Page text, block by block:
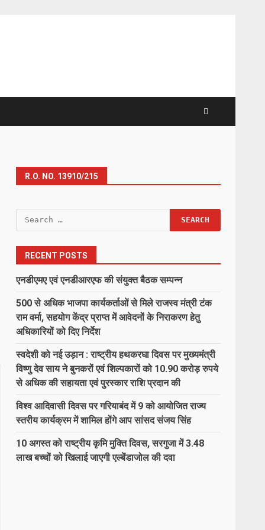
R.O. NO. 13910/215
Search
for:
RECENT POSTS
एनडीएमए एवं एनडीआरएफ की संयुक्त बैठक सम्पन्न
500 से अधिक भाजपा कार्यकर्ताओं से मिले राजस्व मंत्री टंक
राम वर्मा, सहयोग केंद्र प्राप्त में आवेदनों के निराकरण हेतु
अधिकारियों को दिए निर्देश
स्वदेशी को नई उड़ान : राष्ट्रीय हथकरघा दिवस पर मुख्यमंत्री
विष्णु देव साय ने बुनकरों एवं शिल्पकारों को 10.90 करोड़ रुपये
से अधिक की सहायता एवं पुरस्कार राशि प्रदान की
विश्व आदिवासी दिवस पर गरियाबंद में 9 को आयोजित राज्य
स्तरीय कार्यक्रम में शामिल होंगे आप सांसद संजय सिंह
10 अगस्त को राष्ट्रीय कृमि मुक्ति दिवस, सरगुजा में 3.48
लाख बच्चों को खिलाई जाएगी एल्बेंडाजोल की दवा